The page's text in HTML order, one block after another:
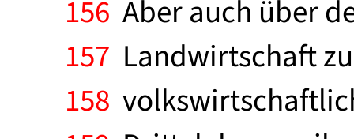
156 Aber auch über
157 Landwirtschaft
158